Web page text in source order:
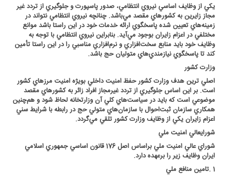
يكي از وظايف اساسي نيروي انتظامي، صدور پاسپورت و جلوگيري از تردد غير
مجاز زايرين به كشورهاي مقصد مي‌باشد. چنانچه نيروي انتظامي نتواند در
زمينه‌هاي تعيين شده پاسخگوي ارائه خدمات خود در اين راستا باشد موانع
مختلفي در اعزام زايران بوجود مي‌آيد. بنابراين نيروي انتظامي با توجه به
وظايف خود بايد منابع سخت‌افزاري و نرم‌افزاري مناسبي را در اين راستا تأمين
كند تا پاسخگوي نيازمندي‌هاي متوليان حج باشد.
وزارت كشور
اصلي ترين هدف وزارت كشور حفظ امنيت داخلي بويژه امنيت مرزهاي كشور
است. بر اين اساس جلوگيري از تردد غيرمجاز افراد زائر به كشورهاي مقصد
موضوعي است كه بايد در سياست‌هاي كلي آن وزارتخانه لحاظ شود و هم‌چنين
همكاري سازمان ثبت‌احوال با سازمان‌هاي متولي حج در رابطه با شرايط سني
اعزام زايران يكي از وظايف وزارت كشور تلقي مي‌گردد.
شورايعالي امنيت ملي
شوراي عالي امنيت ملي براساس اصل 176 قانون اساسي جمهوري اسلامي
ايران وظايف زير را برعهده دارد.
1
.تامين منافع ملي